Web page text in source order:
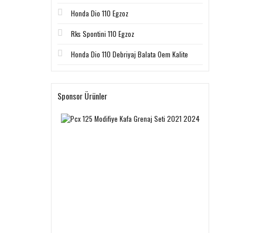
Honda Dio 110 Egzoz
Rks Spontini 110 Egzoz
Honda Dio 110 Debriyaj Balata Oem Kalite
Sponsor Ürünler